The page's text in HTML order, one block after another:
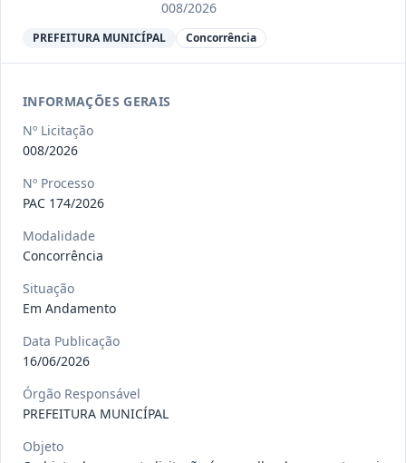
Pregão
Eletrônico
eventual contratação de e
Data:05/08/2026
012/2026
Pregão
Situação
009/2026
Pregão
Eletrônico
Registro de preços para eventual
Contratação de empresa espe
Situação
008/2026
PREFEITURA MUNICÍPAL Concorrência
INFORMAÇÕES GERAIS
Nº Licitação
008/2026
Nº Processo
PAC 174/2026
Modalidade
Concorrência
Situação
Em Andamento
Data Publicação
16/06/2026
Órgão Responsável
PREFEITURA MUNICÍPAL
Objeto